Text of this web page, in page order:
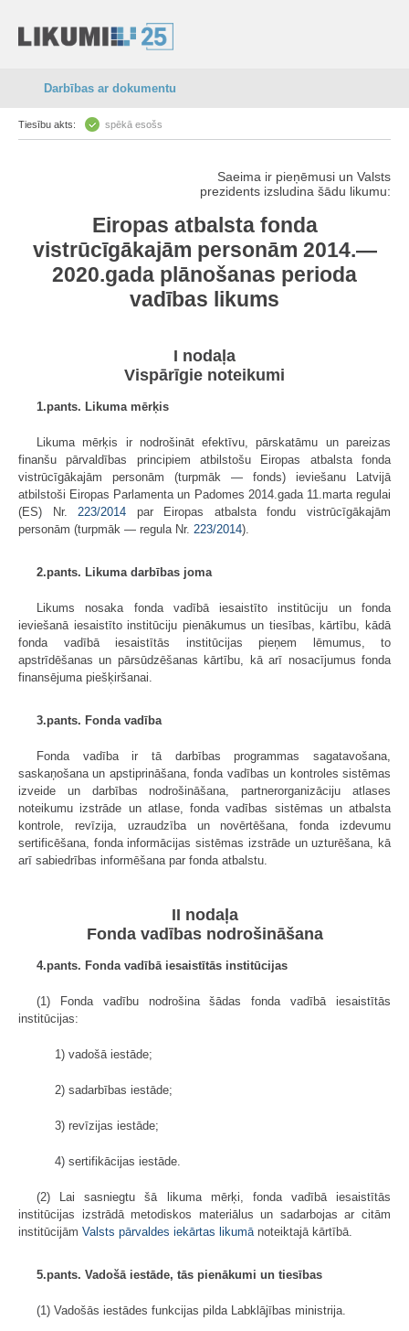
Darbības ar dokumentu
Tiesību akts: spēkā esošs
Saeima ir pieņēmusi un Valsts
prezidents izsludina šādu likumu:
Eiropas atbalsta fonda
vistrūcīgākajām personām 2014.—
2020.gada plānošanas perioda
vadības likums
I nodaļa
Vispārīgie noteikumi
1.pants. Likuma mērķis
Likuma mērķis ir nodrošināt efektīvu, pārskatāmu un pareizas
finanšu pārvaldības principiem atbilstošu Eiropas atbalsta fonda
vistrūcīgākajām personām (turpmāk — fonds) ieviešanu Latvijā
atbilstoši Eiropas Parlamenta un Padomes 2014.gada 11.marta regulai
(ES) Nr. 223/2014 par Eiropas atbalsta fondu vistrūcīgākajām
personām (turpmāk — regula Nr. 223/2014).
2.pants. Likuma darbības joma
Likums nosaka fonda vadībā iesaistīto institūciju un fonda
ieviešanā iesaistīto institūciju pienākumus un tiesības, kārtību, kādā
fonda vadībā iesaistītās institūcijas pieņem lēmumus, to
apstrīdēšanas un pārsūdzēšanas kārtību, kā arī nosacījumus fonda
finansējuma piešķiršanai.
3.pants. Fonda vadība
Fonda vadība ir tā darbības programmas sagatavošana,
saskaņošana un apstiprināšana, fonda vadības un kontroles sistēmas
izveide un darbības nodrošināšana, partnerorganizāciju atlases
noteikumu izstrāde un atlase, fonda vadības sistēmas un atbalsta
kontrole, revīzija, uzraudzība un novērtēšana, fonda izdevumu
sertificēšana, fonda informācijas sistēmas izstrāde un uzturēšana, kā
arī sabiedrības informēšana par fonda atbalstu.
II nodaļa
Fonda vadības nodrošināšana
4.pants. Fonda vadībā iesaistītās institūcijas
(1) Fonda vadību nodrošina šādas fonda vadībā iesaistītās
institūcijas:
1) vadošā iestāde;
2) sadarbības iestāde;
3) revīzijas iestāde;
4) sertifikācijas iestāde.
(2) Lai sasniegtu šā likuma mērķi, fonda vadībā iesaistītās
institūcijas izstrādā metodiskos materiālus un sadarbojas ar citām
institūcijām Valsts pārvaldes iekārtas likumānoteiktajā kārtībā.
5.pants. Vadošā iestāde, tās pienākumi un tiesības
(1) Vadošās iestādes funkcijas pilda Labklājības ministrija.